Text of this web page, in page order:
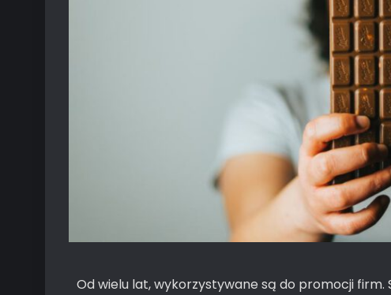
Od wielu lat, wykorzystywane są do promocji